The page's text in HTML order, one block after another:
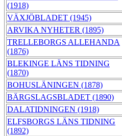
(1918)
VÄXJÖBLADET (1945)
ARVIKA NYHETER (1895)
TRELLEBORGS ALLEHANDA
(1876)
BLEKINGE LÄNS TIDNING
(1870)
BOHUSLÄNINGEN (1878)
BÄRGSLAGSBLADET (1890)
DALATIDNINGEN (1918)
ELFSBORGS LÄNS TIDNING
(1892)